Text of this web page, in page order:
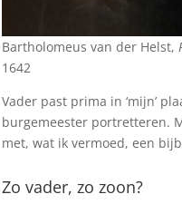
Bartholomeus van der Helst,
1642
Vader past prima in ‘mijn’
burgemeester portretteren.
met, wat ik vermoed, een
Zo vader, zo zoon?